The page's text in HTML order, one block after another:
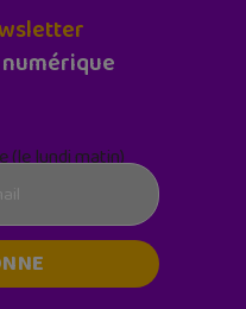
(le lundi matin)